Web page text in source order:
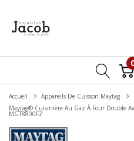
Accueil Appareils De Cuisson Maytag
Maytag® Cuisinière Au Gaz À Four Double
MGT8800FZ